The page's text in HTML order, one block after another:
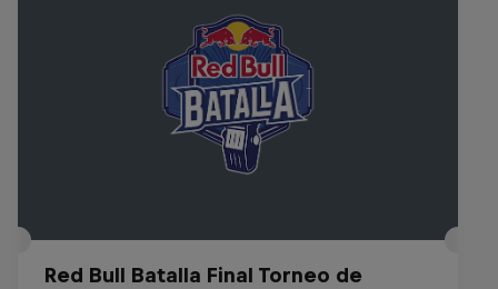
Red Bull Batalla Final Torneo de